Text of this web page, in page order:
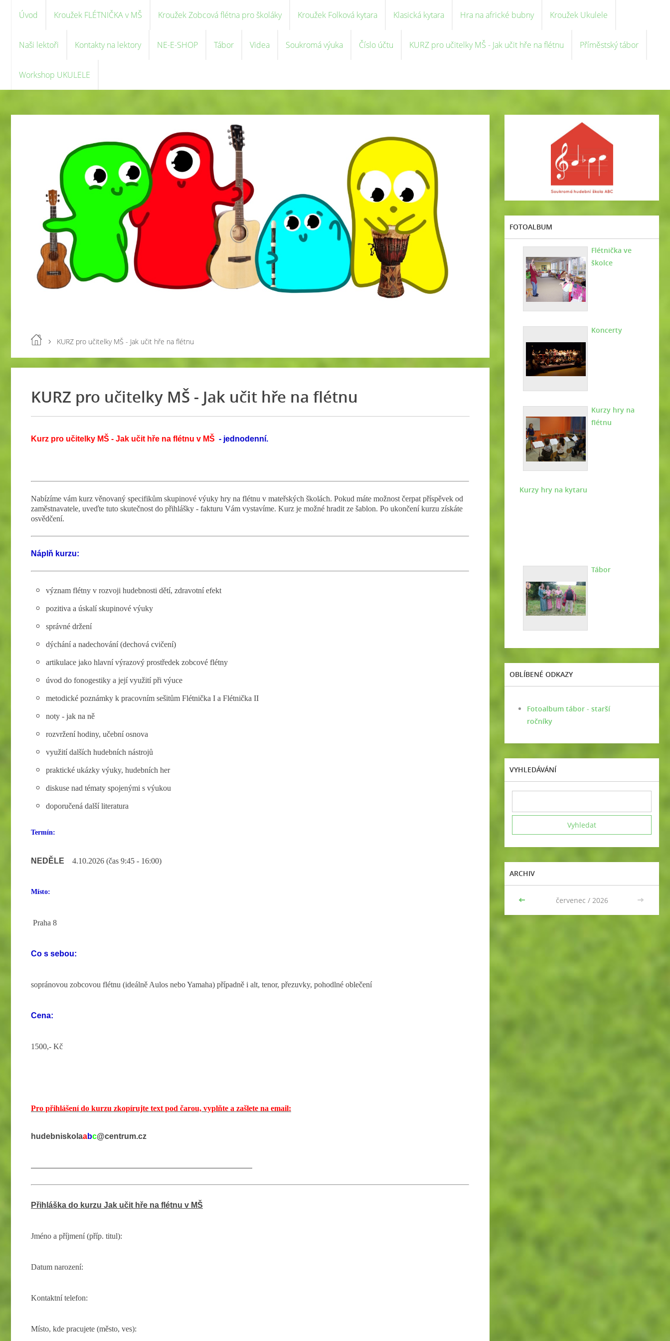
Úvod Kroužek FLÉTNIČKA v MŠ Kroužek Zobcová flétna pro školáky Kroužek Folková kytara Klasická kytara Hra na africké bubny Kroužek Ukulele
Naši lektoři Kontakty na lektory NE-E-SHOP Tábor Videa Soukromá výuka Číslo účtu KURZ pro učitelky MŠ - Jak učit hře na flétnu Příměstský tábor
Workshop UKULELE
KURZ pro učitelky MŠ - Jak učit hře na flétnu
KURZ pro učitelky MŠ - Jak učit hře na flétnu
Kurz pro učitelky MŠ - Jak učit hře na flétnu v MŠ - jednodenní.
Nabízíme vám kurz věnovaný specifikům skupinové výuky hry na flétnu v mateřských školách. Pokud máte možnost čerpat příspěvek od
zaměstnavatele, uveďte tuto skutečnost do přihlášky - fakturu Vám vystavíme. Kurz je možné hradit ze šablon. Po ukončení kurzu získáte
osvědčení.
Náplň kurzu:
význam flétny v rozvoji hudebnosti dětí, zdravotní efekt
pozitiva a úskalí skupinové výuky
správné držení
dýchání a nadechování (dechová cvičení)
artikulace jako hlavní výrazový prostředek zobcové flétny
úvod do fonogestiky a její využití při výuce
metodické poznámky k pracovním sešitům Flétnička I a Flétnička II
noty - jak na ně
rozvržení hodiny, učební osnova
využití dalších hudebních nástrojů
praktické ukázky výuky, hudebních her
diskuse nad tématy spojenými s výukou
doporučená další literatura
Termín:
NEDĚLE 4.10.2026 (čas 9:45 - 16:00)
Místo:
Praha 8
Co s sebou:
sopránovou zobcovou flétnu (ideálně Aulos nebo Yamaha) případně i alt, tenor, přezuvky, pohodlné oblečení
Cena:
1500,- Kč
Pro přihlášení do kurzu zkopírujte text pod čarou, vyplňte a zašlete na email:
hudebniskolaabc@centrum.cz
Přihláška do kurzu Jak učit hře na flétnu v MŠ
Jméno a příjmení (příp. titul):
Datum narození:
Kontaktní telefon:
Místo, kde pracujete (město, ves):
FOTOALBUM
Flétnička ve
školce
Koncerty
Kurzy hry na
flétnu
Kurzy hry na kytaru
Tábor
OBLÍBENÉ ODKAZY
Fotoalbum tábor - starší
ročníky
VYHLEDÁVÁNÍ
ARCHIV
<< červenec / 2026 >>